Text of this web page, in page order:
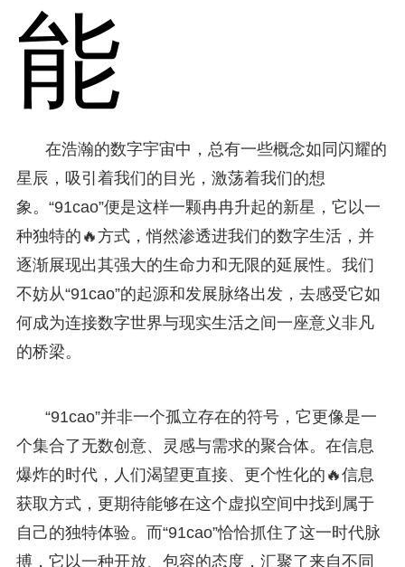
能
在浩瀚的数字宇宙中，总有一些概念如同闪耀的
星辰，吸引着我们的目光，激荡着我们的想
象。“91cao”便是这样一颗冉冉升起的新星，它以一
种独特的🔥方式，悄然渗透进我们的数字生活，并
逐渐展现出其强大的生命力和无限的延展性。我们
不妨从“91cao”的起源和发展脉络出发，去感受它如
何成为连接数字世界与现实生活之间一座意义非凡
的桥梁。
“91cao”并非一个孤立存在的符号，它更像是一
个集合了无数创意、灵感与需求的聚合体。在信息
爆炸的时代，人们渴望更直接、更个性化的🔥信息
获取方式，更期待能够在这个虚拟空间中找到属于
自己的独特体验。而“91cao”恰恰抓住了这一时代脉
搏，它以一种开放、包容的态度，汇聚了来自不同